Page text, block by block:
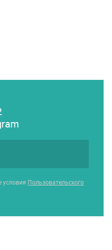
условия Пользовательского